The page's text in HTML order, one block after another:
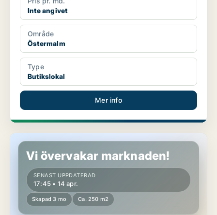
Inte angivet
Område
Östermalm
Type
Butikslokal
Mer info
Butikslokal i Jönköping
Vi övervakar marknaden!
SENAST UPPDATERAD
17:45 • 14 apr.
Skapad 3 mo Ca. 250 m2